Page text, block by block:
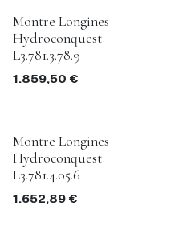
Montre Longines
Hydroconquest
L3.781.3.78.9
1.859,50 €
Montre Longines
Hydroconquest
L3.781.4.05.6
1.652,89€